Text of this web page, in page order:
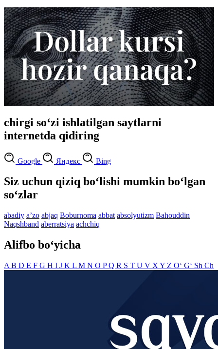
chirgi so‘zi ishlatilgan saytlarni
internetda qidiring
Google Яндекс Bing
Siz uchun qiziq bo‘lishi mumkin bo‘lgan
so‘zlar
abadiy aʼzo abjaq Boburnoma abbat absolyutizm Bahouddin
Naqshband aberratsiya achchiq
Alifbo bo‘yicha
A B D E F G H I J K L M N O PQ R S T U V X Y Z O‘ G‘ Sh Ch